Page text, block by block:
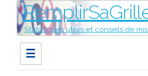
Statistiques utiles et conseils de
☰